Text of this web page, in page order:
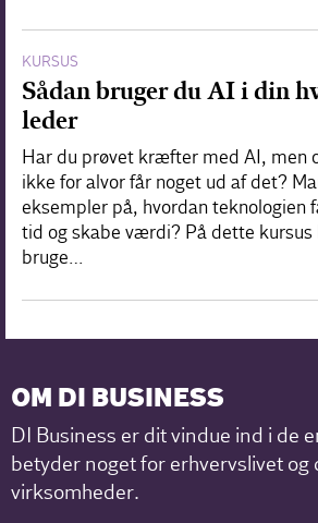
KURSUS
Sådan bruger du AI i din
leder
Har du prøvet kræfter med AI, men
ikke for alvor får noget ud af det?
eksempler på, hvordan teknologien
tid og skabe værdi? På dette
bruge…
OM DI BUSINESS
DI Business er dit vindue ind i de
betyder noget for erhvervslivet og
virksomheder.